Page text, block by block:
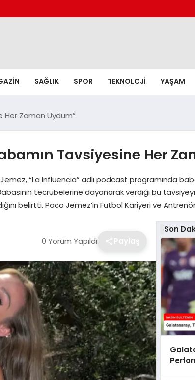
SAĞLIK SPOR TEKNOLOJI YAŞAM
Her Zaman Uydum”
Tavsiyesine Her
“La Influencia” adlı podcast programında
tecrübelerine dayanarak verdiği bu tavsiyeyi
belirtti. Paco Jemez’in Futbol Kariyeri ve
0 Yorum Yapıldı Paylaş
Son